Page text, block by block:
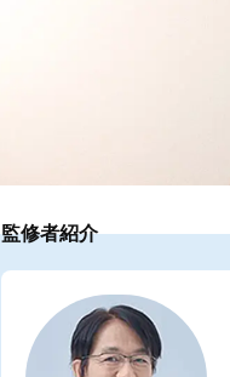
監修者紹介